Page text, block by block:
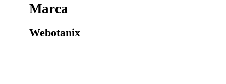
Marca
Webotanix